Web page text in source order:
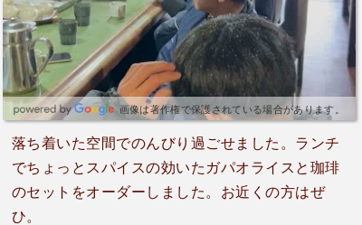
画像は著作権で保護されている場合があります。
落ち着いた空間でのんびり過ごせました。ランチ
でちょっとスパイスの効いたガパオライスと珈琲
のセットをオーダーしました。お近くの方はぜ
ひ。